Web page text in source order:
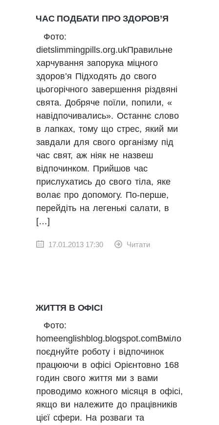
ЧАС ПОДБАТИ ПРО ЗДОРОВ’Я
Фото:
dietslimmingpills.org.ukПравильне
харчування запорука міцного
здоров’я Підходять до свого
цьогорічного завершення різдвяні
свята. Добряче поїли, попили, «
навідпочивались». Останнє слово
в лапках, тому що стрес, який ми
завдали для свого організму під
час свят, аж ніяк не назвеш
відпочинком. Прийшов час
прислухатись до свого тіла, яке
волає про допомогу. По-перше,
перейдіть на легенькі салати, в
[…]
17.01.2013 17:30 Читати
ЖИТТЯ В ОФІСІ
Фото:
homeenglishblog.blogspot.comВміло
поєднуйте роботу і відпочинок
працюючи в офісі Орієнтовно 168
годин свого життя ми з вами
проводимо кожного місяця в офісі,
якщо ви належите до працівників
цієї сфери. На розваги та